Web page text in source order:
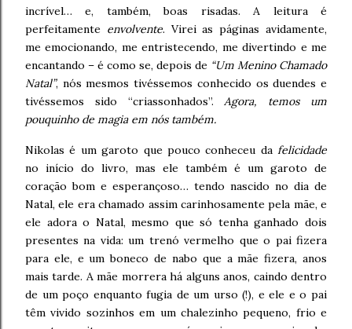
incrível… e, também, boas risadas. A leitura é
perfeitamente envolvente. Virei as páginas avidamente,
me emocionando, me entristecendo, me divertindo e me
encantando – é como se, depois de “Um Menino Chamado
Natal”, nós mesmos tivéssemos conhecido os duendes e
tivéssemos sido “criassonhados”.Agora, temos um
pouquinho de magia em nós também.
Nikolas é um garoto que pouco conheceu da felicidade
no início do livro, mas ele também é um garoto de
coração bom e esperançoso… tendo nascido no dia de
Natal, ele era chamado assim carinhosamente pela mãe, e
ele adora o Natal, mesmo que só tenha ganhado dois
presentes na vida: um trenó vermelho que o pai fizera
para ele, e um boneco de nabo que a mãe fizera, anos
mais tarde. A mãe morrera há alguns anos, caindo dentro
de um poço enquanto fugia de um urso (!), e ele e o pai
têm vivido sozinhos em um chalezinho pequeno, frio e